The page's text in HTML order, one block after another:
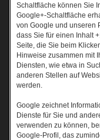
Schaltfläche können Sie
Google+-Schaltfläche
von Google und unseren
dass Sie für einen Inhalt
Seite, die Sie beim
Hinweise zusammen mit
Diensten, wie etwa in
anderen Stellen auf
werden.
Google zeichnet
Dienste für Sie und
verwenden zu können,
Google-Profil, das